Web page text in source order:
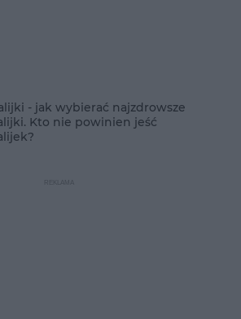
- jak wybierać najzdrowsze
Kto nie powinien jeść